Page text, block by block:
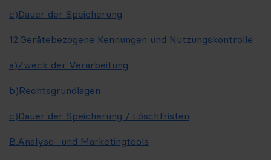
c)Dauer der Speicherung
12.Gerätebezogene Kennungen und Nutzungskontrolle
a)Zweck der Verarbeitung
b)Rechtsgrundlagen
c)Dauer der Speicherung / Löschfristen
B.Analyse- und Marketingtools